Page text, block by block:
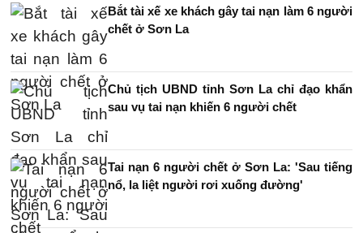
Bắt tài xế xe khách gây tai nạn làm 6 người
chết ở Sơn La
Chủ tịch UBND tỉnh Sơn La chỉ đạo khẩn
sau vụ tai nạn khiến 6 người chết
Tai nạn 6 người chết ở Sơn La: 'Sau tiếng
nổ, la liệt người rơi xuống đường'